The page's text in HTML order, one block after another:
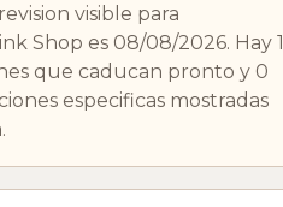
visible para
Shop es 08/08/2026. Hay 1
que caducan pronto y 0
especificas mostradas